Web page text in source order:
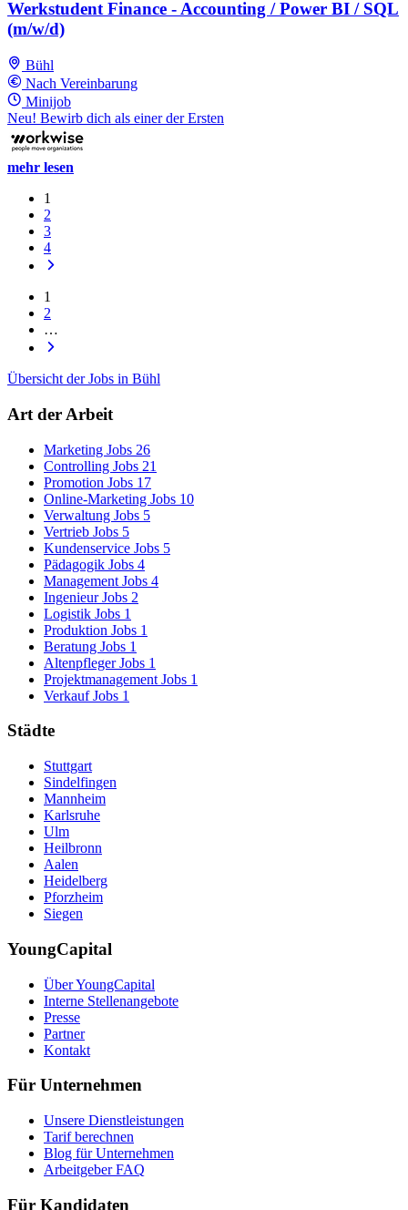
Werkstudent Finance - Accounting / Power BI / SQL
(m/w/d)
Bühl
Nach Vereinbarung
Minijob
Neu! Bewirb dich als einer der Ersten
mehr lesen
1
2
3
4
1
2
…
Übersicht der Jobs in Bühl
Art der Arbeit
Marketing Jobs 26
Controlling Jobs 21
Promotion Jobs 17
Online-Marketing Jobs 10
Verwaltung Jobs 5
Vertrieb Jobs 5
Kundenservice Jobs 5
Pädagogik Jobs 4
Management Jobs 4
Ingenieur Jobs 2
Logistik Jobs 1
Produktion Jobs 1
Beratung Jobs 1
Altenpfleger Jobs 1
Projektmanagement Jobs 1
Verkauf Jobs 1
Städte
Stuttgart
Sindelfingen
Mannheim
Karlsruhe
Ulm
Heilbronn
Aalen
Heidelberg
Pforzheim
Siegen
YoungCapital
Über YoungCapital
Interne Stellenangebote
Presse
Partner
Kontakt
Für Unternehmen
Unsere Dienstleistungen
Tarif berechnen
Blog für Unternehmen
Arbeitgeber FAQ
Für Kandidaten